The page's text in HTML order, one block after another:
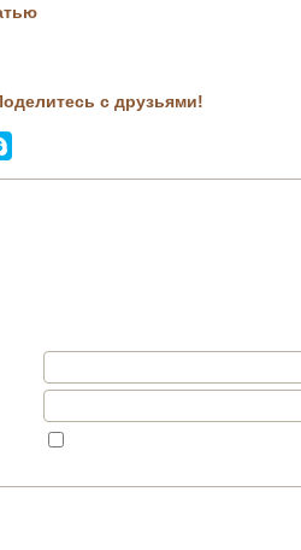
с друзьями!